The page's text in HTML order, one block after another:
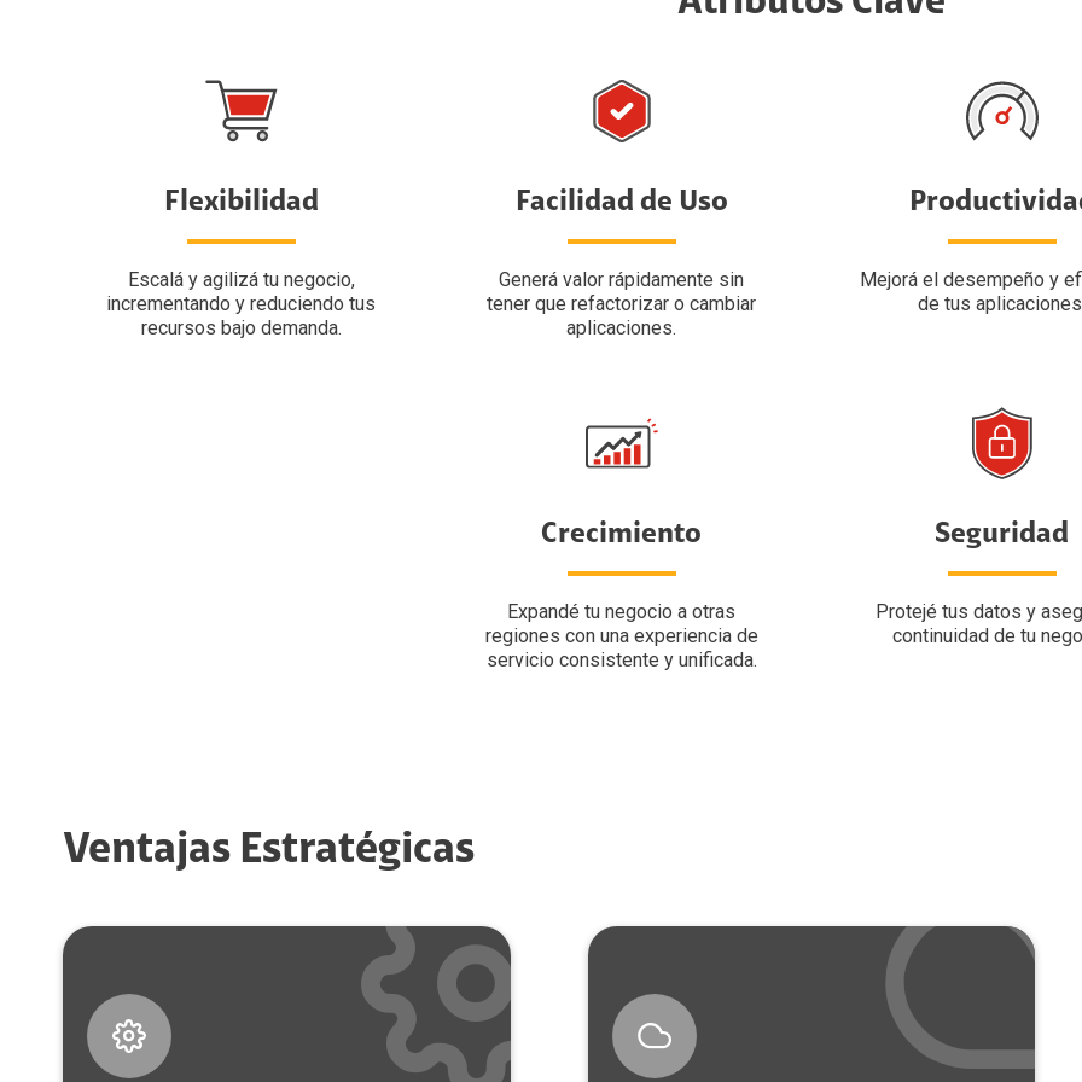
Flexibilidad
Escalá y agilizá tu negocio,
incrementando y reduciendo tus
recursos bajo demanda.
Facilidad de Uso
Generá valor rápidamente sin
tener que refactorizar o cambiar
aplicaciones.
Mejorá el desempeño y
de tus
Crecimiento
Expandé tu negocio a otras
regiones con una experiencia de
servicio consistente y unificada.
Seguridad
Protejé tus datos y
continuidad de tu
Ventajas Estratégicas